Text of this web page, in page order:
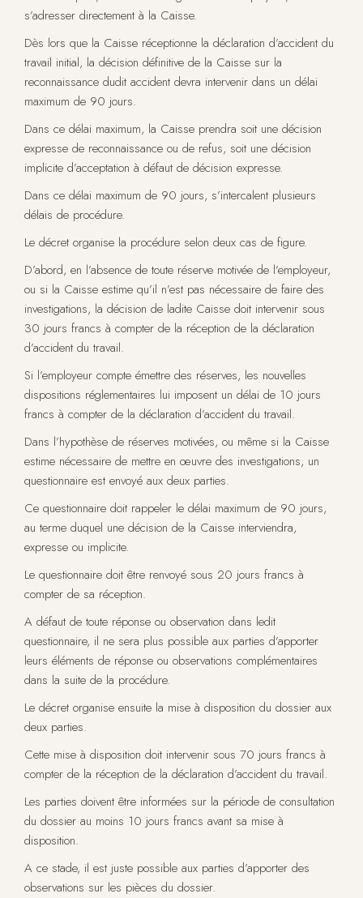
s’adresser directement à la Caisse.
Dès lors que la Caisse réceptionne la déclaration d’accident du
travail initial, la décision définitive de la Caisse sur la
reconnaissance dudit accident devra intervenir dans un délai
maximum de 90 jours.
Dans ce délai maximum, la Caisse prendra soit une décision
expresse de reconnaissance ou de refus, soit une décision
implicite d’acceptation à défaut de décision expresse.
Dans ce délai maximum de 90 jours, s’intercalent plusieurs
délais de procédure.
Le décret organise la procédure selon deux cas de figure.
D’abord, en l’absence de toute réserve motivée de l’employeur,
ou si la Caisse estime qu’il n’est pas nécessaire de faire des
investigations, la décision de ladite Caisse doit intervenir sous
30 jours francs à compter de la réception de la déclaration
d’accident du travail.
Si l’employeur compte émettre des réserves, les nouvelles
dispositions réglementaires lui imposent un délai de 10 jours
francs à compter de la déclaration d’accident du travail.
Dans l’hypothèse de réserves motivées, ou même si la Caisse
estime nécessaire de mettre en œuvre des investigations, un
questionnaire est envoyé aux deux parties.
Ce questionnaire doit rappeler le délai maximum de 90 jours,
au terme duquel une décision de la Caisse interviendra,
expresse ou implicite.
Le questionnaire doit être renvoyé sous 20 jours francs à
compter de sa réception.
A défaut de toute réponse ou observation dans ledit
questionnaire, il ne sera plus possible aux parties d’apporter
leurs éléments de réponse ou observations complémentaires
dans la suite de la procédure.
Le décret organise ensuite la mise à disposition du dossier aux
deux parties.
Cette mise à disposition doit intervenir sous 70 jours francs à
compter de la réception de la déclaration d’accident du travail.
Les parties doivent être informées sur la période de consultation
du dossier au moins 10 jours francs avant sa mise à
disposition.
A ce stade, il est juste possible aux parties d’apporter des
observations sur les pièces du dossier.